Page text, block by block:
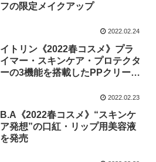
フの限定メイクアップ
2022.02.24
イトリン《2022春コスメ》プラ
イマー・スキンケア・プロテクタ
ーの3機能を搭載したPPクリーム
2022.02.23
B.A《2022春コスメ》“スキンケ
ア発想”の口紅・リップ用美容液
を発売